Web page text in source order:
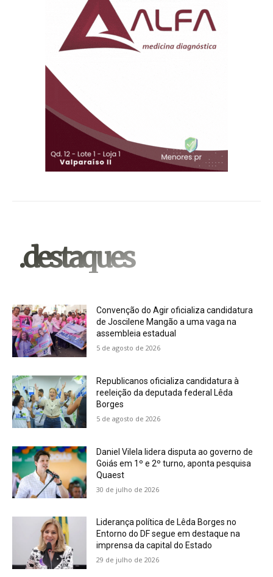
.destaques
Convenção do Agir oficializa candidatura
de Joscilene Mangão a uma vaga na
assembleia estadual
5 de agosto de 2026
Republicanos oficializa candidatura à
reeleição da deputada federal Lêda
Borges
5 de agosto de 2026
Daniel Vilela lidera disputa ao governo de
Goiás em 1º e 2º turno, aponta pesquisa
Quaest
30 de julho de 2026
Liderança política de Lêda Borges no
Entorno do DF segue em destaque na
imprensa da capital do Estado
29 de julho de 2026